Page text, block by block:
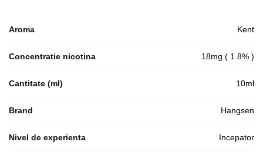
Aroma Kent
Concentratie nicotina 18mg ( 1.8% )
Cantitate (ml) 10ml
Brand Hangsen
Nivel de experienta Incepator